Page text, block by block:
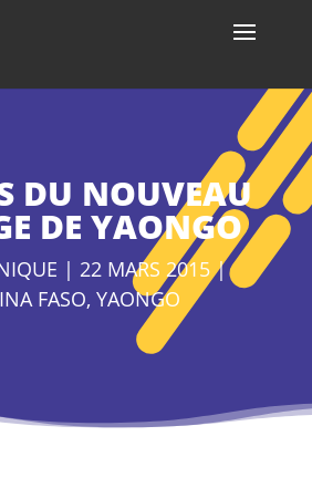
DU NOUVEAU
DE YAONGO
|22 MARS 2015|
FASO,YAONGO